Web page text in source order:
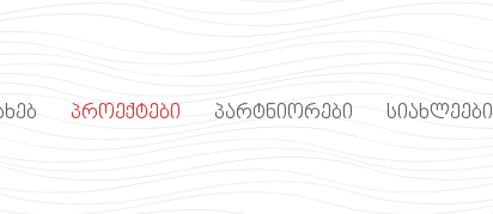
stream: Redirection limit reached, aborting in
ᲞᲠᲝᲔᲥᲢᲔᲑᲘ ᲞᲐᲠᲢᲜᲘᲝᲠᲔᲑᲘ ᲡᲘᲐᲮᲚᲔᲔᲑᲘ